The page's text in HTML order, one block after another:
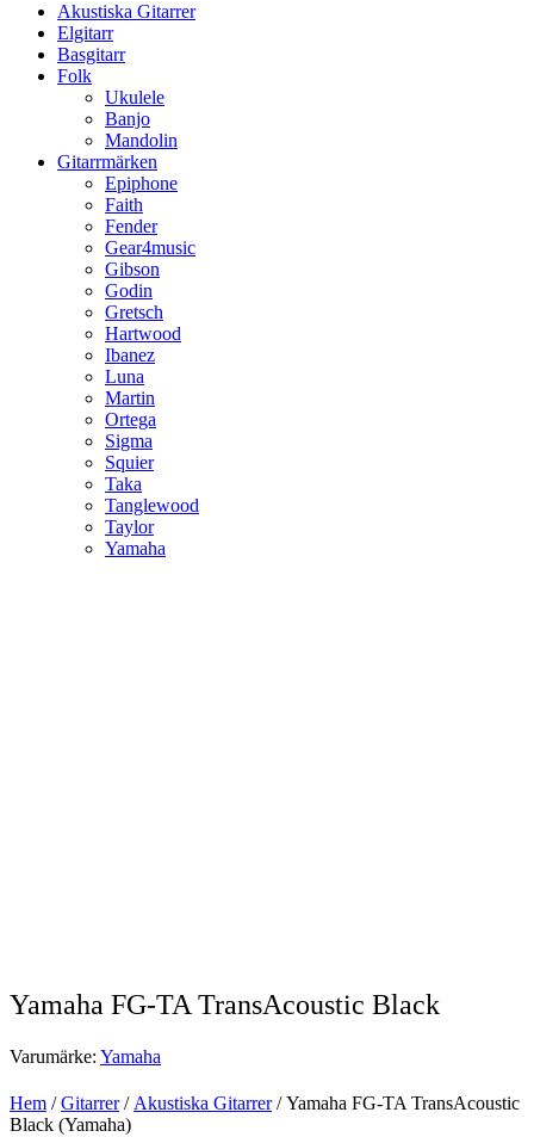
Akustiska Gitarrer
Elgitarr
Basgitarr
Folk
Ukulele
Banjo
Mandolin
Gitarrmärken
Epiphone
Faith
Fender
Gear4music
Gibson
Godin
Gretsch
Hartwood
Ibanez
Luna
Martin
Ortega
Sigma
Squier
Taka
Tanglewood
Taylor
Yamaha
Yamaha FG-TA TransAcoustic Black
Varumärke: Yamaha
Hem /Gitarrer/Akustiska Gitarrer/ Yamaha FG-TA TransAcoustic
Black (Yamaha)